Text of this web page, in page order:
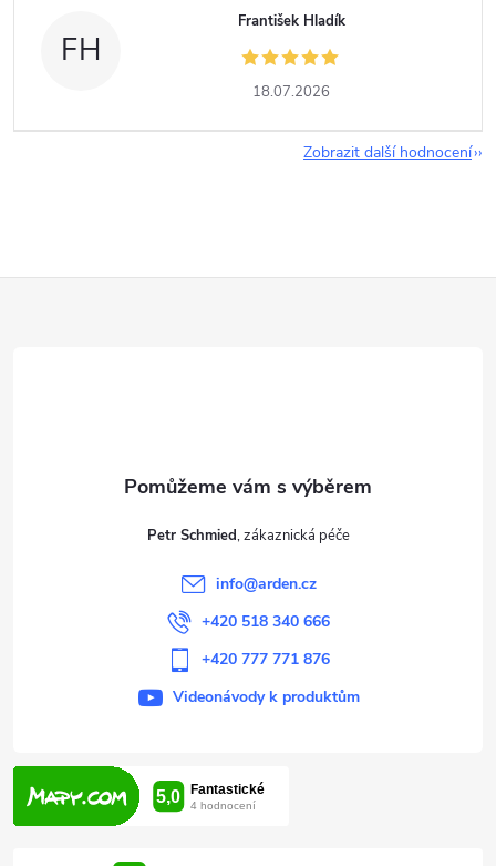
FH
František Hladík
18.07.2026
Zobrazit další hodnocení
Petr Schmied
info@arden.cz
+420 518 340 666
+420 777 771 876
Videonávody k produktům